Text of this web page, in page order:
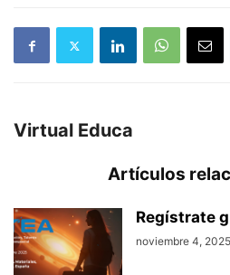
Virtual Educa
Artículos
Regístrate
noviembre 4, 2025